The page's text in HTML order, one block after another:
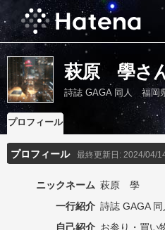
萩原 學さ
詩誌 GAGA 同人 福岡
プロフィール
プロフィール 最終更新日: 2024/04/
ニックネーム 萩原 學
一行紹介 詩誌 GAGA
自己紹介 お参り・買い